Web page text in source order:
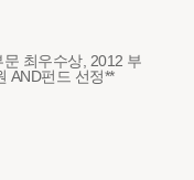
최우수상, 2012 부
AND펀드 선정**